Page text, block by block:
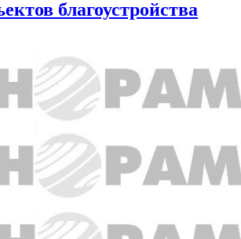
благоустройства